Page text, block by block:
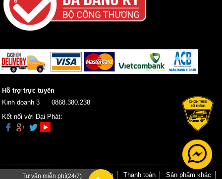
Hỗ trợ trực tuyến
Kinh doanh 3
0868.380.238
Kết nối với Đại Phát:
Trang chủ Giới thiệu Hướng dẫn Thanh toán Sản phẩm khác
Tư vấn miễn phí(24/7)